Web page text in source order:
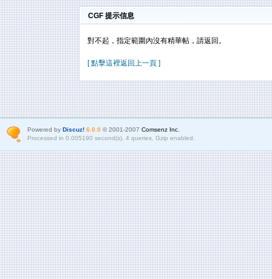
CGF 提示信息
對不起，指定範圍內沒有精華帖，請返回。
[ 點擊這裡返回上一頁 ]
Powered by Discuz! 6.0.0© 2001-2007 Comsenz Inc.
Processed in 0.005190 second(s), 4 queries, Gzip enabled.